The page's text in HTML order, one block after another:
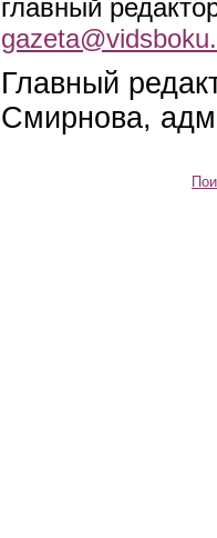
главный
Главный
Смирнова,